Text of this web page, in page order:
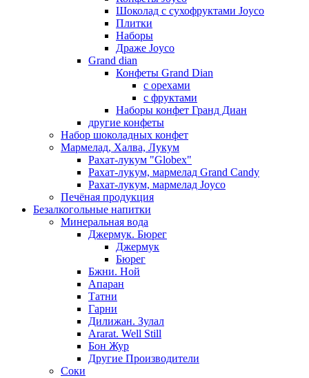
Шоколад с сухофруктами Joyco
Плитки
Наборы
Драже Joyco
Grand dian
Конфеты Grand Dian
с орехами
с фруктами
Наборы конфет Гранд Диан
другие конфеты
Набор шоколадных конфет
Мармелад, Халва, Лукум
Рахат-лукум "Globex"
Рахат-лукум, мармелад Grand Candy
Рахат-лукум, мармелад Joyco
Печёная продукция
Безалкогольные напитки
Минеральная вода
Джермук. Бюрег
Джермук
Бюрег
Бжни. Ной
Апаран
Татни
Гарни
Дилижан. Зулал
Ararat. Well Still
Бон Жур
Другие Производители
Соки